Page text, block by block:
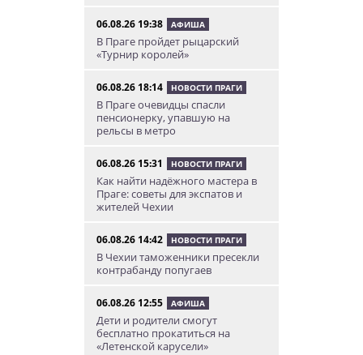
06.08.26 19:38 АФИША
В Праге пройдет рыцарский
«Турнир королей»
06.08.26 18:14 НОВОСТИ ПРАГИ
В Праге очевидцы спасли
пенсионерку, упавшую на
рельсы в метро
06.08.26 15:31 НОВОСТИ ПРАГИ
Как найти надёжного мастера в
Праге: советы для экспатов и
жителей Чехии
06.08.26 14:42 НОВОСТИ ПРАГИ
В Чехии таможенники пресекли
контрабанду попугаев
06.08.26 12:55 АФИША
Дети и родители смогут
бесплатно прокатиться на
«Летенской карусели»